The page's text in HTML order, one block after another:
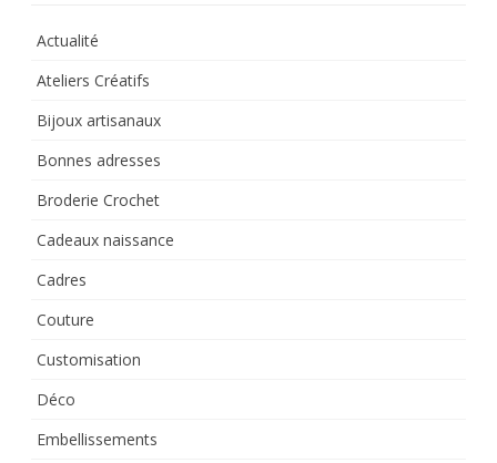
Actualité
Ateliers Créatifs
Bijoux artisanaux
Bonnes adresses
Broderie Crochet
Cadeaux naissance
Cadres
Couture
Customisation
Déco
Embellissements